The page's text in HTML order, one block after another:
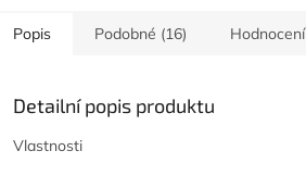
Popis Podobné (16) Hodnocení
Detailní popis produktu
Vlastnosti